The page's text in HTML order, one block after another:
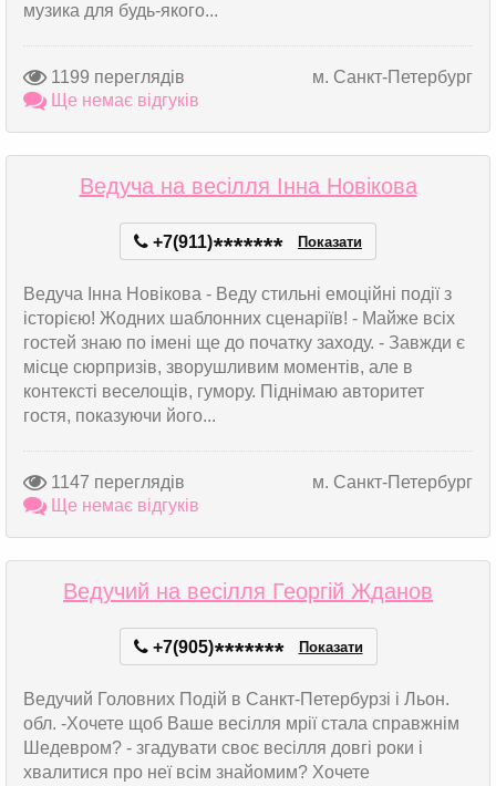
музика для будь-якого...
1199 переглядів
м. Санкт-Петербург
Ще немає відгуків
Ведуча на весілля Інна Новікова
+7(911)******* Показати
Ведуча Інна Новікова - Веду стильні емоційні події з
історією! Жодних шаблонних сценаріїв! - Майже всіх
гостей знаю по імені ще до початку заходу. - Завжди є
місце сюрпризів, зворушливим моментів, але в
контексті веселощів, гумору. Піднімаю авторитет
гостя, показуючи його...
1147 переглядів
м. Санкт-Петербург
Ще немає відгуків
Ведучий на весілля Георгій Жданов
+7(905)******* Показати
Ведучий Головних Подій в Санкт-Петербурзі і Льон.
обл. -Хочете щоб Ваше весілля мрії стала справжнім
Шедевром? - згадувати своє весілля довгі роки і
хвалитися про неї всім знайомим? Хочете